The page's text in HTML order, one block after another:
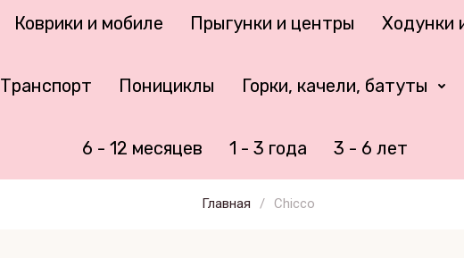
Коврики и мобиле Прыгунки и центры Ходунки
Транспорт Понициклы Горки, качели, батуты
6 - 12 месяцев 1 - 3 года 3 - 6 лет
Главная / Chicco